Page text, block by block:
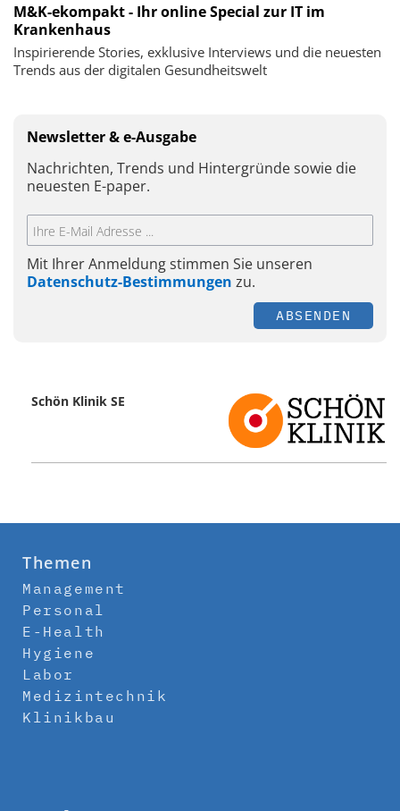
M&K-ekompakt - Ihr online Special zur IT im
Krankenhaus
Inspirierende Stories, exklusive Interviews und die neuesten
Trends aus der digitalen Gesundheitswelt
Newsletter & e-Ausgabe
Nachrichten, Trends und Hintergründe sowie die
neuesten E-paper.
Mit Ihrer Anmeldung stimmen Sie unseren
Datenschutz-Bestimmungen zu.
ABSENDEN
Schön Klinik SE
Themen
Management
Personal
E-Health
Hygiene
Labor
Medizintechnik
Klinikbau